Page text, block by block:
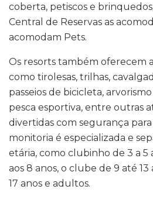
coberta, petiscos e
Central de Reservas as
acomodam Pets.
Os resorts também oferecem
como tirolesas, trilhas,
passeios de bicicleta,
pesca esportiva, entre outras
divertidas com segurança
monitoria é especializada e
etária, como clubinho de 3 a 5
aos 8 anos, o clube de 9 até 13
17 anos e adultos.